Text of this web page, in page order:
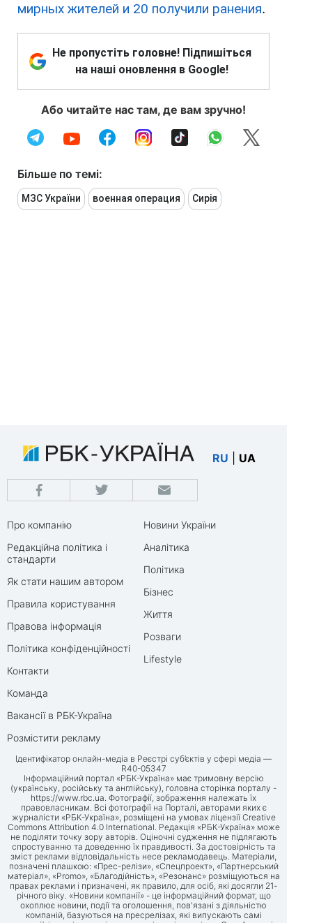
мирных жителей и 20 получили ранения.
Не пропустіть головне! Підпишіться
на наші оновлення в Google!
Або читайте нас там, де вам зручно!
Більше по темі:
МЗС України военная операция Сирія
RU UA
Про компанію
Редакційна політика і
стандарти
Як стати нашим автором
Правила користування
Правова інформація
Політика конфіденційності
Контакти
Команда
Вакансії в РБК-Україна
Розмістити рекламу
Новини України
Аналітика
Політика
Бізнес
Життя
Розваги
Lifestyle
Ідентифікатор онлайн-медіа в Реєстрі суб’єктів у сфері медіа —
R40-05347
Інформаційний портал «РБК-Україна» має тримовну версію
(українську, російську та англійську), головна сторінка порталу -
https://www.rbc.ua. Фотографії, зображення належать їх
правовласникам. Всі фотографії на Порталі, авторами яких є
журналісти «РБК-Україна», розміщені на умовах ліцензії Creative
Commons Attribution 4.0 International. Редакція «РБК-Україна» може
не поділяти точку зору авторів. Оціночні судження не підлягають
спростуванню та доведенню їх правдивості. За достовірність та
зміст реклами відповідальність несе рекламодавець. Матеріали,
позначені плашкою: «Прес-релізи», «Спецпроект», «Партнерський
матеріал», «Promo», «Благодійність», «Резонанс» розміщуються на
правах реклами і призначені, як правило, для осіб, які досягли 21-
річного віку. «Новини компанії» - це інформаційний формат, що
охоплює новини, події та оголошення, пов'язані з діяльністю
компаній, базуються на пресрелізах, які випускають самі